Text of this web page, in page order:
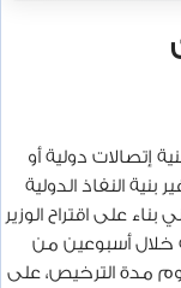
إتصالات دولية أو
النفاذ الدولية
على اقتراح الوزير
خلال أسبوعين من
مدة الترخيص، على